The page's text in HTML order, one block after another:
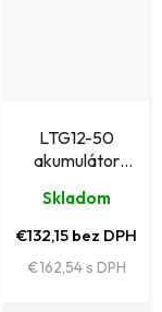
LTG12-50
akumulátor
(12V/50Ah)
Skladom
€132,15 bez DPH
€162,54